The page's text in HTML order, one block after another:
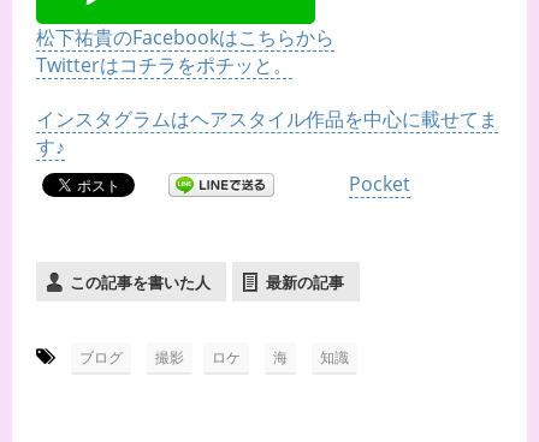
松下祐貴のFacebookはこちらから
Twitterはコチラをポチッと。
インスタグラムはヘアスタイル作品を中心に載せてま
す♪
Pocket
この記事を書いた人 最新の記事
ブログ 撮影 ロケ 海 知識